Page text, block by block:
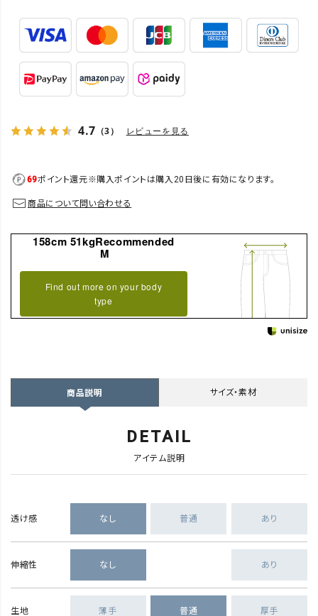
4.7 （3） レビューを見る
69ポイント還元※購入ポイントは購入20日後に有効になります。
商品について問い合わせる
158cm 51kgRecommended
M
Find out more on your body
type
商品説明 サイズ・素材
DETAIL
アイテム説明
透け感 なし 普通 あり
伸縮性 なし あり
生地 薄手 普通 厚手